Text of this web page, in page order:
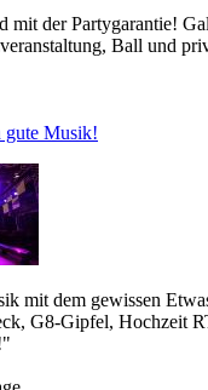
mit der Partygarantie!
Ball und
gute Musik!
mit dem gewissen
G8-Gipfel, Hochzeit